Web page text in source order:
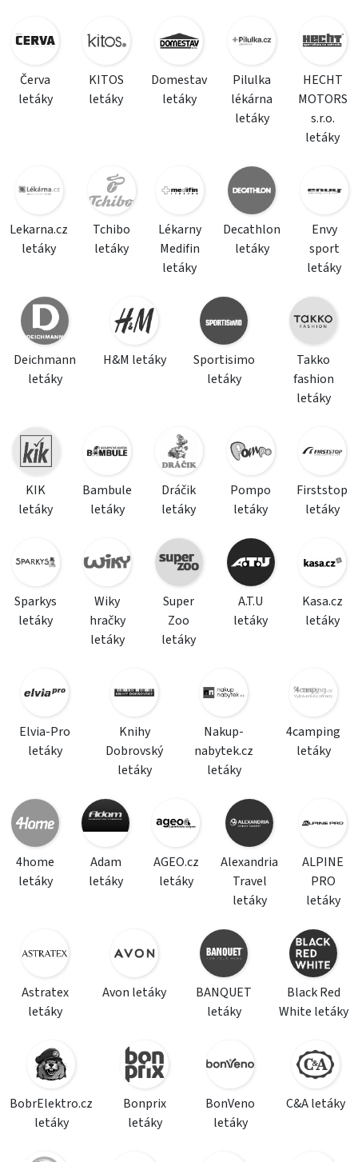
Červa
letáky
KITOS
letáky
Domestav
letáky
Pilulka
lékárna
letáky
HECHT
MOTORS
s.r.o.
letáky
Lekarna.cz
letáky
Tchibo
letáky
Lékarny
Medifin
letáky
Decathlon
letáky
Envy
sport
letáky
Deichmann
letáky
H&M letáky
Sportisimo
letáky
Takko
fashion
letáky
KIK
letáky
Bambule
letáky
Dráčik
letáky
Pompo
letáky
Firststop
letáky
Sparkys
letáky
Wiky
hračky
letáky
Super
Zoo
letáky
A.T.U
letáky
Kasa.cz
letáky
Elvia-Pro
letáky
Knihy
Dobrovský
letáky
Nakup-
nabytek.cz
letáky
4camping
letáky
4home
letáky
Adam
letáky
AGEO.cz
letáky
Alexandria
Travel
letáky
ALPINE
PRO
letáky
Astratex
letáky
Avon letáky
BANQUET
letáky
Black Red
White letáky
BobrElektro.cz
letáky
Bonprix
letáky
BonVeno
letáky
C&A letáky